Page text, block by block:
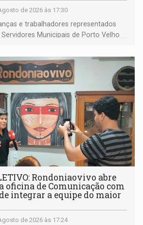
de 2026 às 17:30
e trabalhadores representados
Municipais de Porto Velho
Rondoniaovivo abre
oficina de Comunicação com
integrar a equipe do maior
de 2026 às 17:24